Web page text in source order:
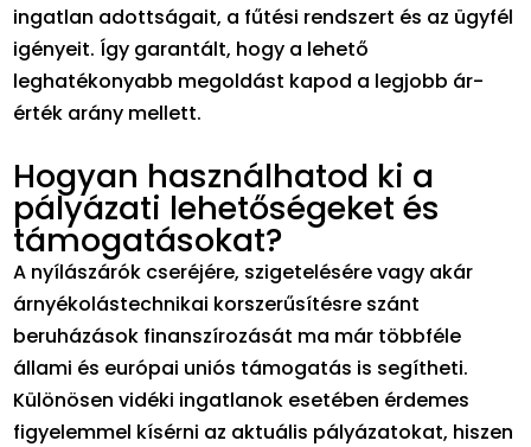
ingatlan adottságait, a fűtési rendszert és az ügyfél
igényeit. Így garantált, hogy a lehető
leghatékonyabb megoldást kapod a legjobb ár-
érték arány mellett.
Hogyan használhatod ki a
pályázati lehetőségeket és
támogatásokat?
A nyílászárók cseréjére, szigetelésére vagy akár
árnyékolástechnikai korszerűsítésre szánt
beruházások finanszírozását ma már többféle
állami és európai uniós támogatás is segítheti.
Különösen vidéki ingatlanok esetében érdemes
figyelemmel kísérni az aktuális pályázatokat, hiszen